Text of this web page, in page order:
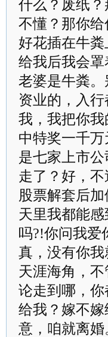
什么？废纸
不懂？那你
好花插在牛
给我后我会
老婆是牛粪
资业的，入
我，我把你
中特奖一千
是七家上市
走了？好，
股票解套后
天里我都能
吗?!你问我爱
真，没有你我
天涯海角，
论走到哪，
给我？嫁不
意，咱就离